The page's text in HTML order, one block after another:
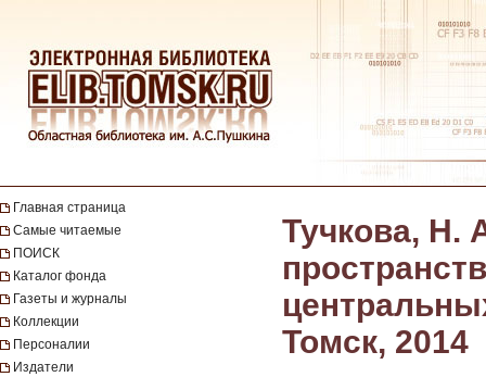
Главная страница
Самые читаемые
ПОИСК
Каталог фонда
Газеты и журналы
Коллекции
Персоналии
Издатели
Тучкова, Н.
Томск, 2014